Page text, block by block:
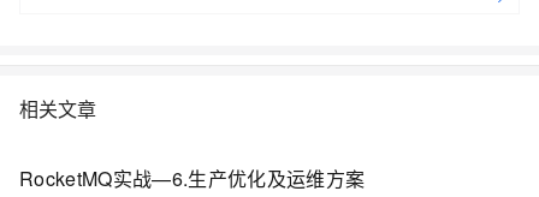
相关文章
RocketMQ实战—6.生产优化及运维方案